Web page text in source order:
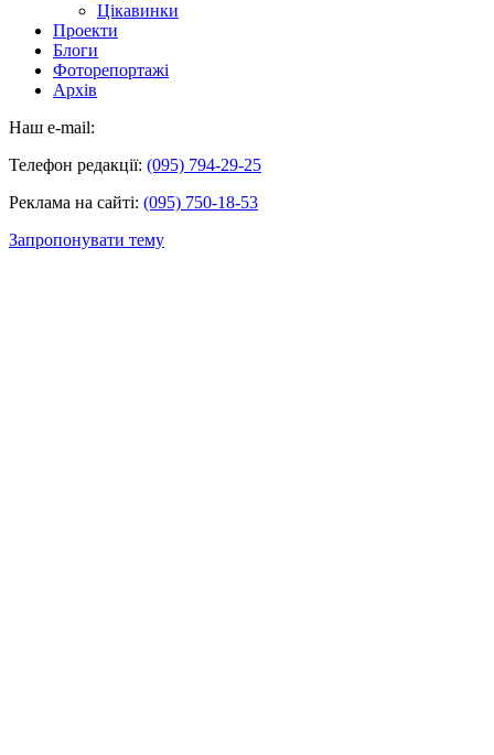
Цікавинки
Проекти
Блоги
Фоторепортажі
Архів
Наш e-mail:
Телефон редакції: (095) 794-29-25
Реклама на сайті: (095) 750-18-53
Запропонувати тему